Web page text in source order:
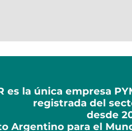
es la única empresa
registrada del
desde
Argentino para el